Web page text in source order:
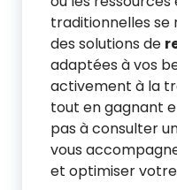
traditionnelles se
des solutions de
adaptées à vos
activement à la
tout en gagnant
pas à consulter
vous
et optimiser